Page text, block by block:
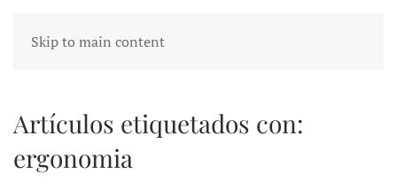
Skip to main content
Artículos etiquetados con:
ergonomia